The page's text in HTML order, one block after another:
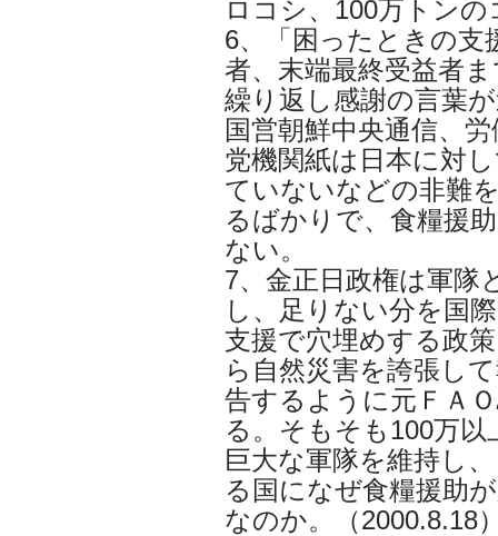
ロコシ、100万トン
6、「困ったときの支
者、末端最終受益者
繰り返し感謝の言葉
国営朝鮮中央通信、労
党機関紙は日本に対
ていないなどの非難
るばかりで、食糧援
ない。
7、金正日政権は軍隊
し、足りない分を国際
支援で穴埋めする政
ら自然災害を誇張し
告するように元ＦＡ
る。そもそも100万以
巨大な軍隊を維持し
る国になぜ食糧援助
なのか。（2000.8.18